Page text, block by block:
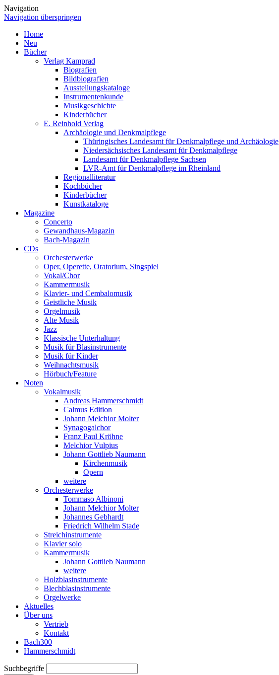
Navigation
Navigation überspringen
Home
Neu
Bücher
Verlag Kamprad
Biografien
Bildbiografien
Ausstellungskataloge
Instrumentenkunde
Musikgeschichte
Kinderbücher
E. Reinhold Verlag
Archäologie und Denkmalpflege
Thüringisches Landesamt für Denkmalpflege und Archäologie
Niedersächsisches Landesamt für Denkmalpflege
Landesamt für Denkmalpflege Sachsen
LVR-Amt für Denkmalpflege im Rheinland
Regionalliteratur
Kochbücher
Kinderbücher
Kunstkataloge
Magazine
Concerto
Gewandhaus-Magazin
Bach-Magazin
CDs
Orchesterwerke
Oper, Operette, Oratorium, Singspiel
Vokal/Chor
Kammermusik
Klavier- und Cembalomusik
Geistliche Musik
Orgelmusik
Alte Musik
Jazz
Klassische Unterhaltung
Musik für Blasinstrumente
Musik für Kinder
Weihnachtsmusik
Hörbuch/Feature
Noten
Vokalmusik
Andreas Hammerschmidt
Calmus Edition
Johann Melchior Molter
Synagogalchor
Franz Paul Kröhne
Melchior Vulpius
Johann Gottlieb Naumann
Kirchenmusik
Opern
weitere
Orchesterwerke
Tommaso Albinoni
Johann Melchior Molter
Johannes Gebhardt
Friedrich Wilhelm Stade
Streichinstrumente
Klavier solo
Kammermusik
Johann Gottlieb Naumann
weitere
Holzblasinstrumente
Blechblasinstrumente
Orgelwerke
Aktuelles
Über uns
Vertrieb
Kontakt
Bach300
Hammerschmidt
Suchbegriffe